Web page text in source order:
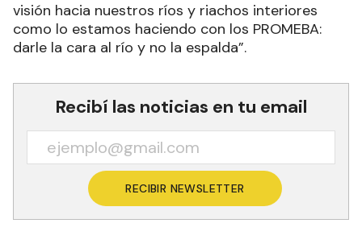
visión hacia nuestros ríos y riachos interiores
como lo estamos haciendo con los PROMEBA:
darle la cara al río y no la espalda”.
Recibí las noticias en tu email
RECIBIR NEWSLETTER